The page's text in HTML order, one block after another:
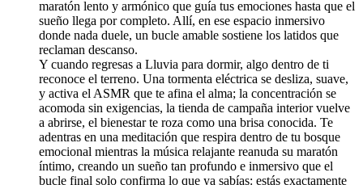
maratón lento y armónico que guía tus emociones hasta que el
sueño llega por completo. Allí, en ese espacio inmersivo
donde nada duele, un bucle amable sostiene los latidos que
reclaman descanso.
Y cuando regresas a Lluvia para dormir, algo dentro de ti
reconoce el terreno. Una tormenta eléctrica se desliza, suave,
y activa el ASMR que te afina el alma; la concentración se
acomoda sin exigencias, la tienda de campaña interior vuelve
a abrirse, el bienestar te roza como una brisa conocida. Te
adentras en una meditación que respira dentro de tu bosque
emocional mientras la música relajante reanuda su maratón
íntimo, creando un sueño tan profundo e inmersivo que el
bucle final solo confirma lo que ya sabías: estás exactamente